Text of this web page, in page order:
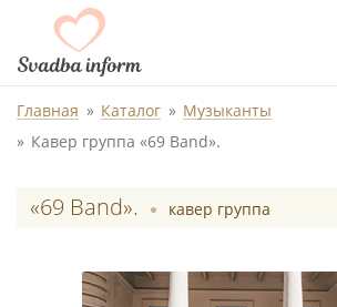
Главная Каталог
Музыканты
Кавер группа «69 Band».
«69 Band». кавер группа